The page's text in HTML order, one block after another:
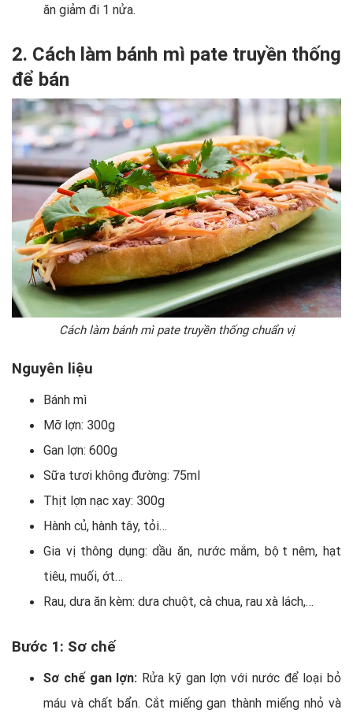
ăn giảm đi 1 nửa.
2. Cách làm bánh mì pate truyền thống
để bán
Cách làm bánh mì pate truyền thống chuẩn vị
Nguyên liệu
Bánh mì
Mỡ lợn: 300g
Gan lợn: 600g
Sữa tươi không đường: 75ml
Thịt lợn nạc xay: 300g
Hành củ, hành tây, tỏi…
Gia vị thông dụng: dầu ăn, nước mắm, bột nêm, hạt
tiêu, muối, ớt…
Rau, dưa ăn kèm: dưa chuột, cà chua, rau xà lách,…
Bước 1: Sơ chế
Sơ chế gan lợn: Rửa kỹ gan lợn với nước để loại bỏ
máu và chất bẩn. Cắt miếng gan thành miếng nhỏ và